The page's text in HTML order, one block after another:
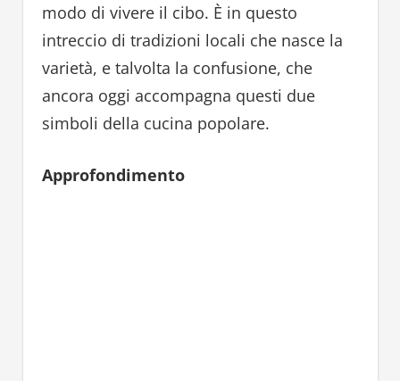
modo di vivere il cibo. È in questo
intreccio di tradizioni locali che nasce la
varietà, e talvolta la confusione, che
ancora oggi accompagna questi due
simboli della cucina popolare.
Approfondimento